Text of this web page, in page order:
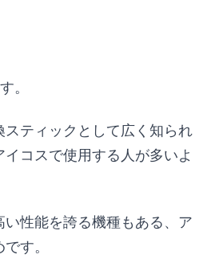
。
ティックとして広く知られ
コスで使用する人が多いよ
性能を誇る機種もある、ア
す。